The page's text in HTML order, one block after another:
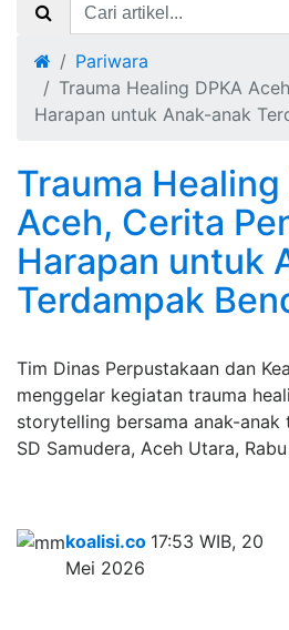
Pariwara
Trauma Healing DPKA
Harapan untuk Anak-anak
Trauma Healing
Aceh, Cerita
Harapan untuk
Terdampak
Tim Dinas Perpustakaan dan
menggelar kegiatan trauma
storytelling bersama anak-anak
SD Samudera, Aceh Utara,
koalisi.co 17:53 WIB, 20
Mei 2026